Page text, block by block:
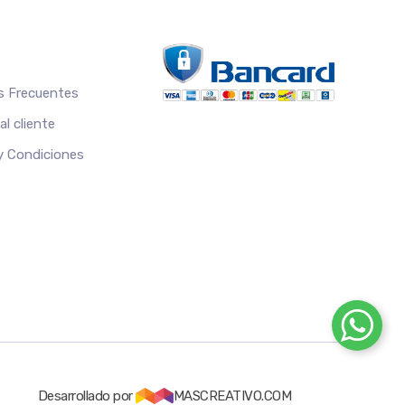
Frecuentes
cliente
Condiciones
Desarrollado por MASCREATIVO.COM